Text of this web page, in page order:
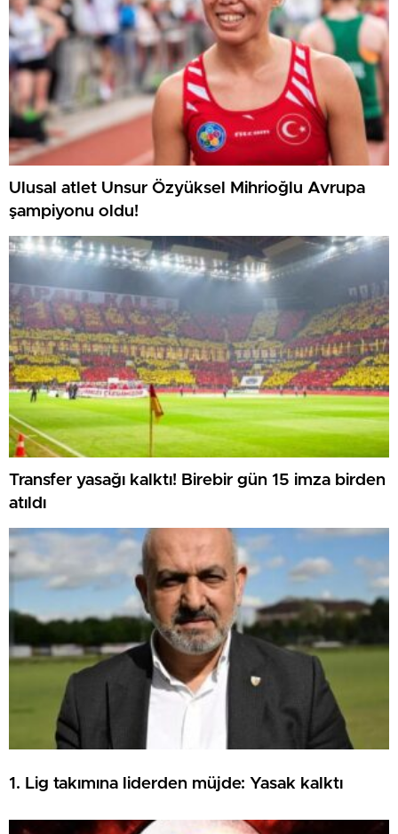
Ulusal atlet Unsur Özyüksel Mihrioğlu Avrupa
şampiyonu oldu!
Transfer yasağı kalktı! Birebir gün 15 imza birden
atıldı
1. Lig takımına liderden müjde: Yasak kalktı